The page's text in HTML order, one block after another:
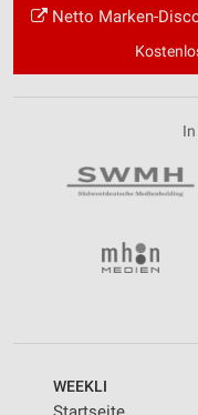
Netto Marken-
WEEKLI